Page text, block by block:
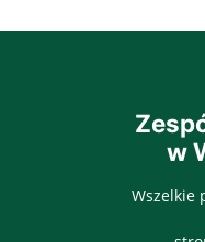
w
Wszelkie